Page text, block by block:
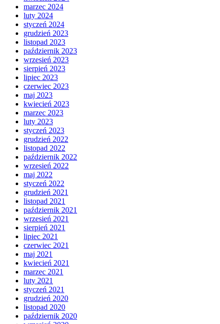
marzec 2024
luty 2024
styczeń 2024
grudzień 2023
listopad 2023
październik 2023
wrzesień 2023
sierpień 2023
lipiec 2023
czerwiec 2023
maj 2023
kwiecień 2023
marzec 2023
luty 2023
styczeń 2023
grudzień 2022
listopad 2022
październik 2022
wrzesień 2022
maj 2022
styczeń 2022
grudzień 2021
listopad 2021
październik 2021
wrzesień 2021
sierpień 2021
lipiec 2021
czerwiec 2021
maj 2021
kwiecień 2021
marzec 2021
luty 2021
styczeń 2021
grudzień 2020
listopad 2020
październik 2020